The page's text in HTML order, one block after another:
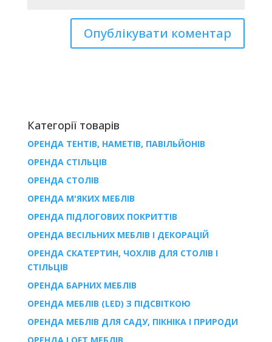
Категорії товарів
ОРЕНДА ТЕНТІВ, НАМЕТІВ, ПАВІЛЬЙОНІВ
ОРЕНДА СТІЛЬЦІВ
ОРЕНДА СТОЛІВ
ОРЕНДА М'ЯКИХ МЕБЛІВ
ОРЕНДА ПІДЛОГОВИХ ПОКРИТТІВ
ОРЕНДА ВЕСІЛЬНИХ МЕБЛІВ І ДЕКОРАЦІЙ
ОРЕНДА СКАТЕРТИН, ЧОХЛІВ ДЛЯ СТОЛІВ І
СТІЛЬЦІВ
ОРЕНДА БАРНИХ МЕБЛІВ
ОРЕНДА МЕБЛІВ (LED) З ПІДСВІТКОЮ
ОРЕНДА МЕБЛІВ ДЛЯ САДУ, ПІКНІКА І ПРИРОДИ